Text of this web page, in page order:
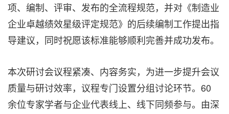
项、编制、评审、发布的全流程规范，并对《制造业
企业卓越绩效星级评定规范》的后续编制工作提出指
导建议，同时祝愿该标准能够顺利完善并成功发布。
本次研讨会议程紧凑、内容务实，为进一步提升会议
质量与研讨效率，议程专门设置分组讨论环节。60
余位专家学者与企业代表线上、线下同频参与。由深